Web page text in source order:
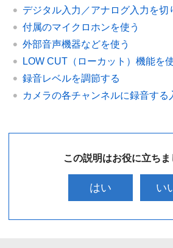
デジタル入力／アナログ入力を切
付属のマイクロホンを使う
外部音声機器などを使う
LOW CUT（ローカット）機能を
録音レベルを調節する
カメラの各チャンネルに録音する
この説明はお役に立ちま
はい い